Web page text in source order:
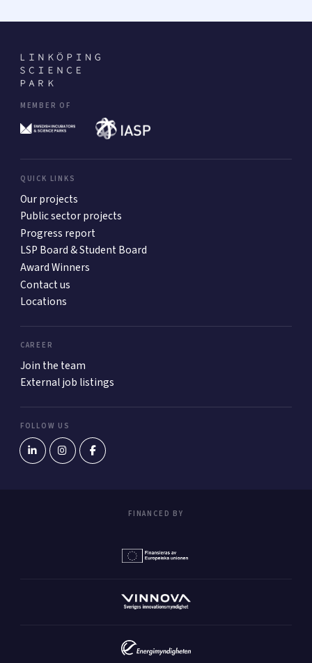
MEMBER OF
QUICK LINKS
Our projects
Public sector projects
Progress report
LSP Board & Student Board
Award Winners
Contact us
Locations
CAREER
Join the team
External job listings
FOLLOW US
FINANCED BY